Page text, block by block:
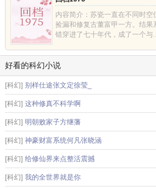
内容简介：苏瓷一直在不同时空
捡漏和修复古董富甲一方。结果
错穿进了七十年代，成了一个与
好看的科幻小说
[科幻] 别样仕途张文定徐莹_
[科幻] 这种修真不科学啊
[科幻] 明朝败家子方继藩
[科幻] 神豪财富系统何凡张晓涵
[科幻] 给修仙界来点整活震撼
[科幻] 我的全世界就是你